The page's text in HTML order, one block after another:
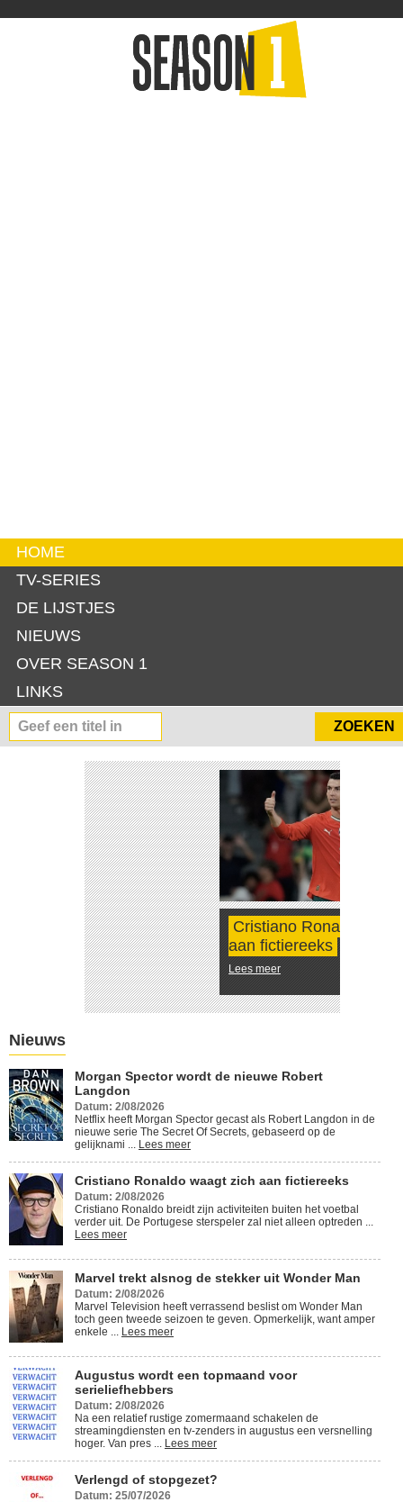
HOME
TV-SERIES
DE LIJSTJES
NIEUWS
OVER SEASON 1
LINKS
Cristiano Ronaldo waagt zich
aan fictiereeks
Lees meer
Nieuws
Morgan Spector wordt de nieuwe Robert
Langdon
Datum: 2/08/2026
Netflix heeft Morgan Spector gecast als Robert Langdon in de
nieuwe serie The Secret Of Secrets, gebaseerd op de
gelijknami ... Lees meer
Cristiano Ronaldo waagt zich aan fictiereeks
Datum: 2/08/2026
Cristiano Ronaldo breidt zijn activiteiten buiten het voetbal
verder uit. De Portugese sterspeler zal niet alleen optreden ...
Lees meer
Marvel trekt alsnog de stekker uit Wonder Man
Datum: 2/08/2026
Marvel Television heeft verrassend beslist om Wonder Man
toch geen tweede seizoen te geven. Opmerkelijk, want amper
enkele ... Lees meer
Augustus wordt een topmaand voor
serieliefhebbers
Datum: 2/08/2026
Na een relatief rustige zomermaand schakelen de
streamingdiensten en tv-zenders in augustus een versnelling
hoger. Van pres ... Lees meer
Verlengd of stopgezet?
Datum: 25/07/2026